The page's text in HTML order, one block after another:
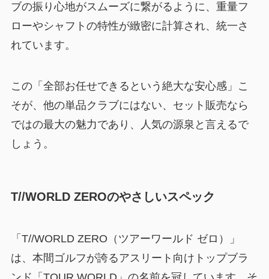
ブの振り心地がスムーズに繋がるように、重量フ
ローやシャフトの特性が緻密に計算され、統一さ
れています。
この「全部お任せできるという絶大な安心感」こ
そが、他の単品クラブにはない、セット販売なら
ではの最大の魅力であり、人気の源泉と言えるで
しょう。
T//WORLD ZEROのやさしいスペック
「T//WORLD ZERO（ツアーワールド ゼロ）」
は、本間ゴルフが誇るアスリート向けトップブラ